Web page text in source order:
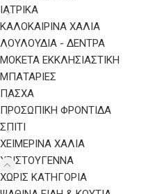
ΙΑΤΡΙΚΆ
ΚΑΛΟΚΑΙΡΙΝΑ ΧΑΛΙΑ
ΛΟΥΛΟΥΔΙΑ - ΔΕΝΤΡΑ
ΜΟΚΕΤΑ ΕΚΚΛΗΣΙΑΣΤΙΚΗ
ΜΠΑΤΑΡΊΕΣ
ΠΑΣΧΑ
ΠΡΟΣΩΠΙΚΉ ΦΡΟΝΤΊΔΑ
ΣΠΙΤΙ
ΧΕΙΜΕΡΙΝΑ ΧΑΛΙΑ
ΧΡΙΣΤΟΥΓΕΝΝΑ
ΧΩΡΊΣ ΚΑΤΗΓΟΡΊΑ